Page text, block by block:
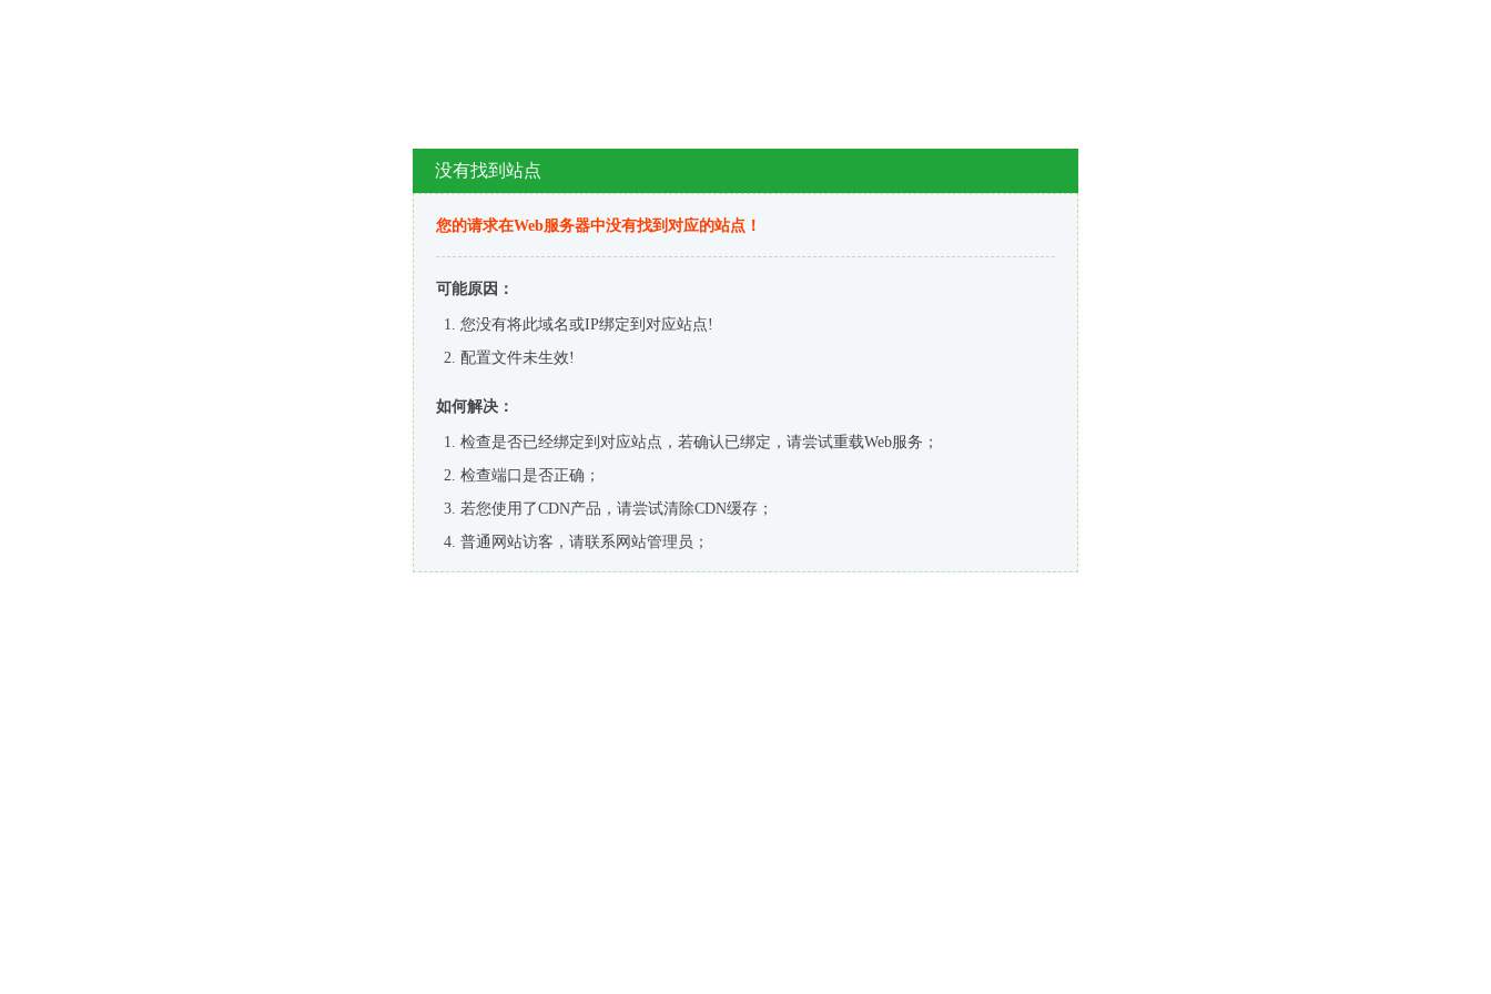
没有找到站点
您的请求在Web服务器中没有找到对应的站点！
可能原因：
您没有将此域名或IP绑定到对应站点!
配置文件未生效!
如何解决：
检查是否已经绑定到对应站点，若确认已绑定，请尝试重载Web服务；
检查端口是否正确；
若您使用了CDN产品，请尝试清除CDN缓存；
普通网站访客，请联系网站管理员；